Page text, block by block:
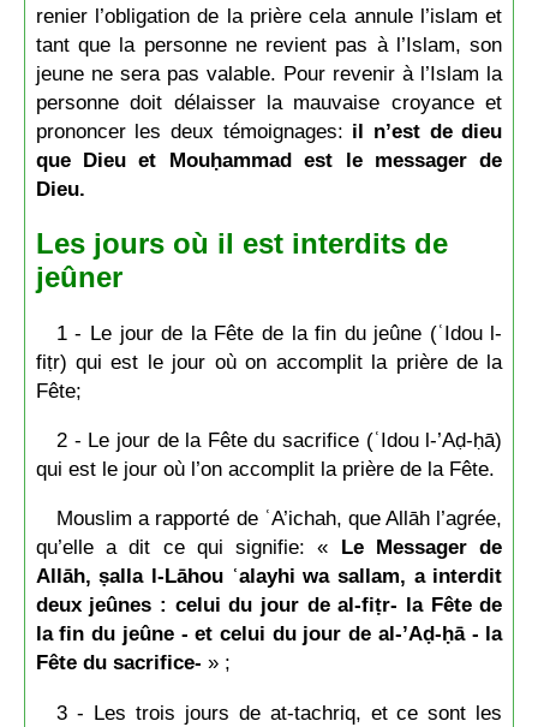
renier l’obligation de la prière cela annule l’islam et
tant que la personne ne revient pas à l’Islam, son
jeune ne sera pas valable. Pour revenir à l’Islam la
personne doit délaisser la mauvaise croyance et
prononcer les deux témoignages: il n’est de dieu
que Dieu et Mouḥammad est le messager de
Dieu.
Les jours où il est interdits de
jeûner
1 - Le jour de la Fête de la fin du jeûne (ʿIdou l-
fiṭr) qui est le jour où on accomplit la prière de la
Fête;
2 - Le jour de la Fête du sacrifice (ʿIdou l-’Aḍ-ḥā)
qui est le jour où l’on accomplit la prière de la Fête.
Mouslim a rapporté de ʿA’ichah, que Allāh l’agrée,
qu’elle a dit ce qui signifie: « Le Messager de
Allāh, ṣalla l-Lāhou ʿalayhi wa sallam, a interdit
deux jeûnes : celui du jour de al-fiṭr- la Fête de
la fin du jeûne - et celui du jour de al-’Aḍ-ḥā - la
Fête du sacrifice- » ;
3 - Les trois jours de at-tachriq, et ce sont les